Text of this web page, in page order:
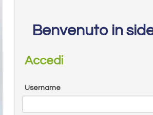
Benvenuto in
Accedi
Username